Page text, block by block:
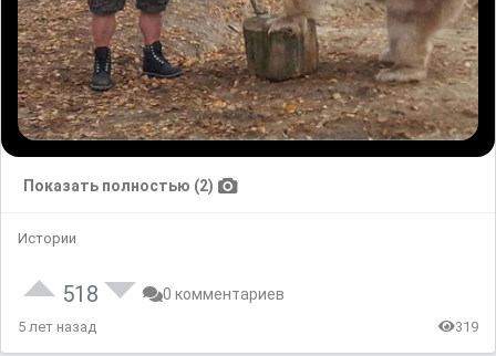
Показать полностью (2)
Истории
518 0 комментариев
5 лет назад 319